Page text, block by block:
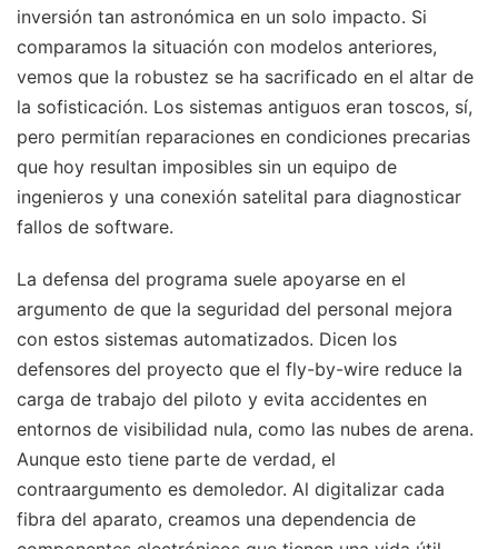
inversión tan astronómica en un solo impacto. Si
comparamos la situación con modelos anteriores,
vemos que la robustez se ha sacrificado en el altar de
la sofisticación. Los sistemas antiguos eran toscos, sí,
pero permitían reparaciones en condiciones precarias
que hoy resultan imposibles sin un equipo de
ingenieros y una conexión satelital para diagnosticar
fallos de software.
La defensa del programa suele apoyarse en el
argumento de que la seguridad del personal mejora
con estos sistemas automatizados. Dicen los
defensores del proyecto que el fly-by-wire reduce la
carga de trabajo del piloto y evita accidentes en
entornos de visibilidad nula, como las nubes de arena.
Aunque esto tiene parte de verdad, el
contraargumento es demoledor. Al digitalizar cada
fibra del aparato, creamos una dependencia de